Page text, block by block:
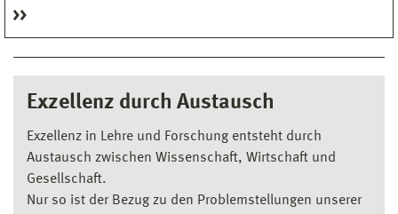
Exzellenz durch Austausch
Exzellenz in Lehre und Forschung entsteht durch
Austausch zwischen Wissenschaft, Wirtschaft und
Gesellschaft.
Nur so ist der Bezug zu den Problemstellungen unserer